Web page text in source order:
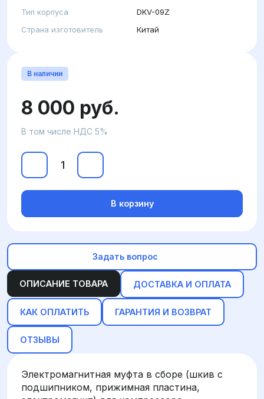
Тип корпуса
DKV-09Z
Страна изготовитель
Китай
ОПИСАНИЕ ТОВАРА ДОСТАВКА И ОПЛАТА
КАК ОПЛАТИТЬ ГАРАНТИЯ И ВОЗВРАТ
ОТЗЫВЫ
Электромагнитная муфта в сборе (шкив с
подшипником, прижимная пластина,
В наличии
8 000 руб.
В том числе НДС 5%
В корзину
Задать вопрос